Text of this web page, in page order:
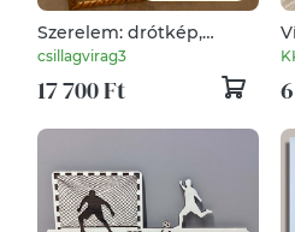
Szerelem: drótkép,
fekete, arany rózsás,
régies fa keretben, új,
egyedi, kézműves
csillagvirag3
17 700 Ft